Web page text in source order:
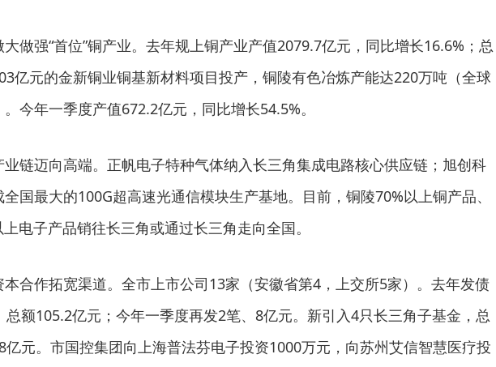
大做强“首位”铜产业。去年规上铜产业产值2079.7亿元，同比增长16.6%；总
亿元的金新铜业铜基新材料项目投产，铜陵有色冶炼产能达220万吨（全球
今年一季度产值672.2亿元，同比增长54.5%。
业链迈向高端。正帆电子特种气体纳入长三角集成电路核心供应链；旭创科
国最大的100G超高速光通信模块生产基地。目前，铜陵70%以上铜产品、
上电子产品销往长三角或通过长三角走向全国。
本合作拓宽渠道。全市上市公司13家（安徽省第4，上交所5家）。去年发债
总额105.2亿元；今年一季度再发2笔、8亿元。新引入4只长三角子基金，总
亿元。市国控集团向上海普法芬电子投资1000万元，向苏州艾信智慧医疗投